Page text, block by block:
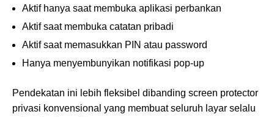
Aktif hanya saat membuka aplikasi perbankan
Aktif saat membuka catatan pribadi
Aktif saat memasukkan PIN atau password
Hanya menyembunyikan notifikasi pop-up
Pendekatan ini lebih fleksibel dibanding screen protector
privasi konvensional yang membuat seluruh layar selalu